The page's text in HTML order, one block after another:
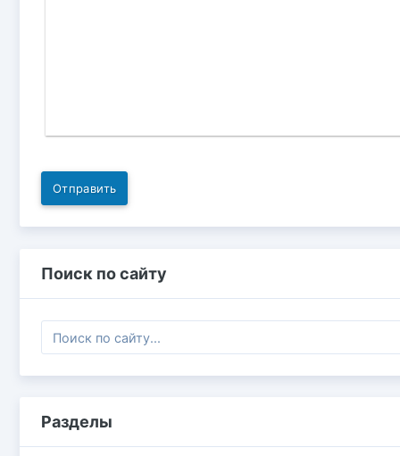
Отправить
Поиск по сайту
Разделы